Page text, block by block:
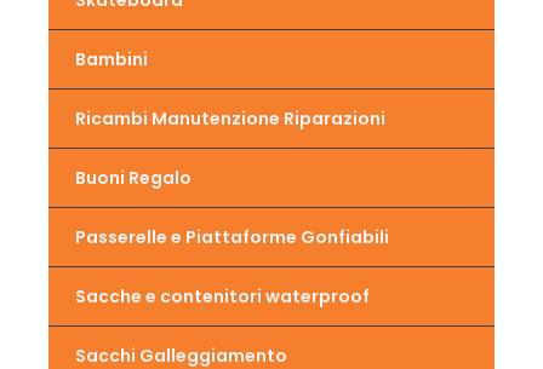
Bambini
Ricambi Manutenzione Riparazioni
Buoni Regalo
Passerelle e Piattaforme Gonfiabili
Sacche e contenitori waterproof
Sacchi Galleggiamento